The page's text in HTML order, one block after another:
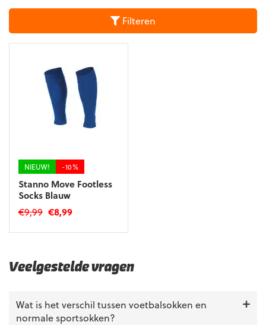
Filteren
NIEUW! -10%
Stanno Move Footless
Socks Blauw
€9,99 Oorspronkelijke
was:
€8,99Huidige
is:
meerdere
variaties.
optie
kan
Veelgestelde vragen
Wat is het verschil tussen voetbalsokken en
normale sportsokken?